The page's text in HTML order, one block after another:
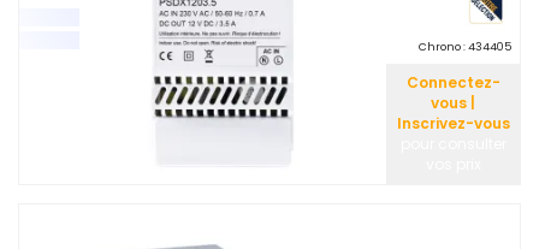
Chrono : 434405
Connectez-
vous |
Inscrivez-vous